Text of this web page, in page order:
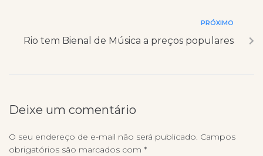
PRÓXIMO
Rio tem Bienal de Música a preços populares
Deixe um comentário
O seu endereço de e-mail não será publicado. Campos
obrigatórios são marcados com *